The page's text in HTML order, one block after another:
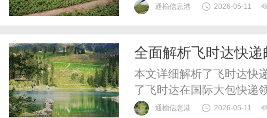
通榆信息港 2026-05-11
全面解析飞时达快
本文详细解析了飞时达快
了飞时达在国际大包快递
最优物流方案。
通榆信息港 2026-05-11